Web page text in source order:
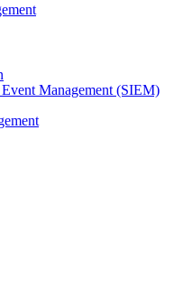
Management (SIEM)